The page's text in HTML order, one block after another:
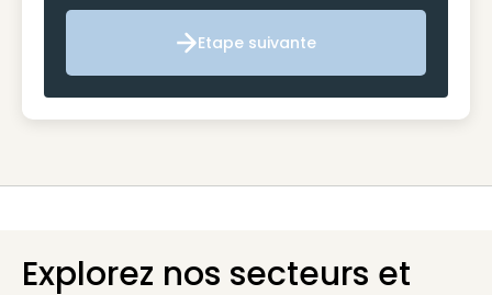
Etape suivante
Etape suivante
Explorez nos secteurs et